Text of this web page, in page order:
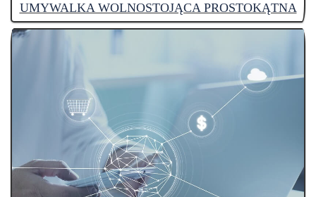
UMYWALKA WOLNOSTOJĄCA PROSTOKĄTNA